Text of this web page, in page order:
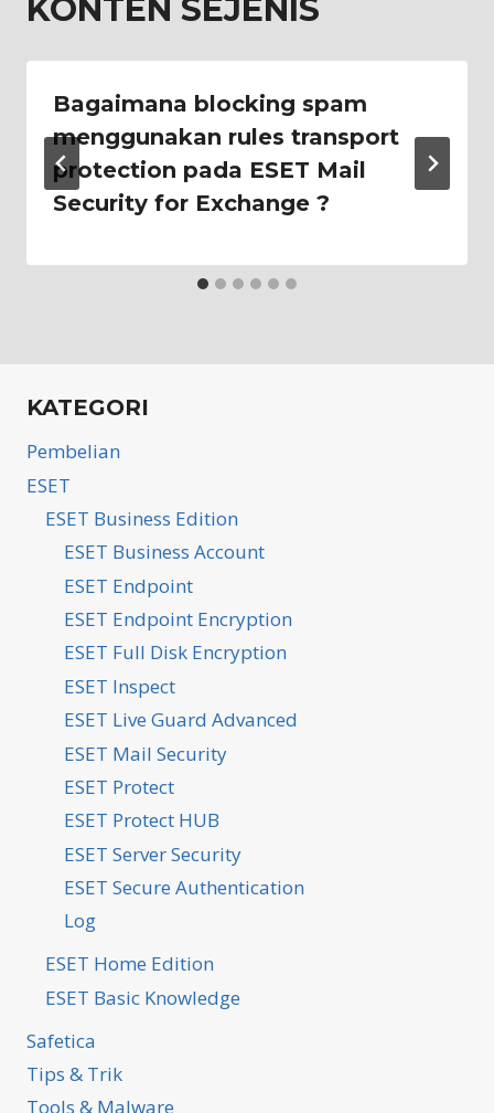
KONTEN SEJENIS
Bagaimana blocking spam
menggunakan rules transport
protection pada ESET Mail
Security for Exchange ?
KATEGORI
Pembelian
ESET
ESET Business Edition
ESET Business Account
ESET Endpoint
ESET Endpoint Encryption
ESET Full Disk Encryption
ESET Inspect
ESET Live Guard Advanced
ESET Mail Security
ESET Protect
ESET Protect HUB
ESET Server Security
ESET Secure Authentication
Log
ESET Home Edition
ESET Basic Knowledge
Safetica
Tips & Trik
Tools & Malware